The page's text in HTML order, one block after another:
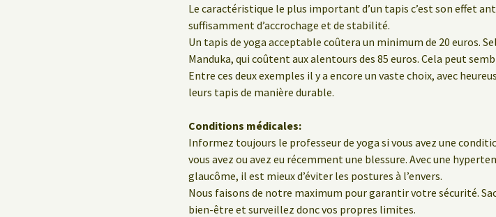
Le caractéristique le plus important d’un tapis c’est son effet
suffisamment d’accrochage et de stabilité.
Un tapis de yoga acceptable coûtera un minimum de 20 euros.
Manduka, qui coûtent aux alentours des 85 euros. Cela peut
Entre ces deux exemples il y a encore un vaste choix, avec
leurs tapis de manière durable.
Conditions médicales:
Informez toujours le professeur de yoga si vous avez une
vous avez ou avez eu récemment une blessure. Avec une
glaucôme, il est mieux d’éviter les postures à l’envers.
Nous faisons de notre maximum pour garantir votre sécurité.
bien-être et surveillez donc vos propres limites.